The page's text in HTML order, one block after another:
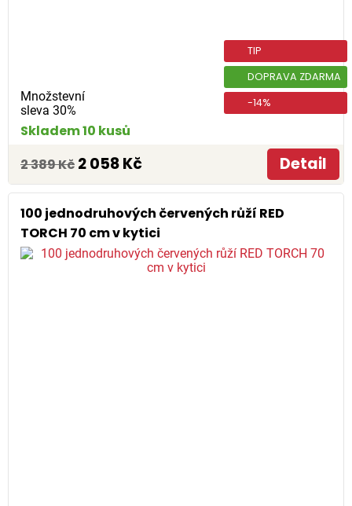
Množstevní
sleva 30%
TIP
DOPRAVA ZDARMA
-14%
Skladem 10 kusů
2 389 Kč 2 058 Kč Detail
100 jednodruhových červených růží RED
TORCH 70 cm v kytici